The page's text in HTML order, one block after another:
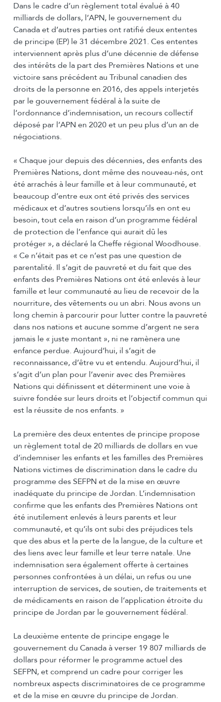
Dans le cadre d’un règlement total évalué à 40
milliards de dollars, l’APN, le gouvernement du
Canada et d’autres parties ont ratifié deux ententes
de principe (EP) le 31 décembre 2021. Ces ententes
interviennent après plus d’une décennie de défense
des intérêts de la part des Premières Nations et une
victoire sans précédent au Tribunal canadien des
droits de la personne en 2016, des appels interjetés
par le gouvernement fédéral à la suite de
l’ordonnance d’indemnisation, un recours collectif
déposé par l’APN en 2020 et un peu plus d’un an de
négociations.
« Chaque jour depuis des décennies, des enfants des
Premières Nations, dont même des nouveau-nés, ont
été arrachés à leur famille et à leur communauté, et
beaucoup d’entre eux ont été privés des services
médicaux et d’autres soutiens lorsqu’ils en ont eu
besoin, tout cela en raison d’un programme fédéral
de protection de l’enfance qui aurait dû les
protéger », a déclaré la Cheffe régional Woodhouse.
« Ce n’était pas et ce n’est pas une question de
parentalité. Il s’agit de pauvreté et du fait que des
enfants des Premières Nations ont été enlevés à leur
famille et leur communauté au lieu de recevoir de la
nourriture, des vêtements ou un abri. Nous avons un
long chemin à parcourir pour lutter contre la pauvreté
dans nos nations et aucune somme d’argent ne sera
jamais le « juste montant », ni ne ramènera une
enfance perdue. Aujourd’hui, il s’agit de
reconnaissance, d’être vu et entendu. Aujourd’hui, il
s’agit d’un plan pour l’avenir avec des Premières
Nations qui définissent et déterminent une voie à
suivre fondée sur leurs droits et l’objectif commun qui
est la réussite de nos enfants. »
La première des deux ententes de principe propose
un règlement total de 20 milliards de dollars en vue
d’indemniser les enfants et les familles des Premières
Nations victimes de discrimination dans le cadre du
programme des SEFPN et de la mise en œuvre
inadéquate du principe de Jordan. L’indemnisation
confirme que les enfants des Premières Nations ont
été inutilement enlevés à leurs parents et leur
communauté, et qu’ils ont subi des préjudices tels
que des abus et la perte de la langue, de la culture et
des liens avec leur famille et leur terre natale. Une
indemnisation sera également offerte à certaines
personnes confrontées à un délai, un refus ou une
interruption de services, de soutien, de traitements et
de médicaments en raison de l’application étroite du
principe de Jordan par le gouvernement fédéral.
La deuxième entente de principe engage le
gouvernement du Canada à verser 19 807 milliards de
dollars pour réformer le programme actuel des
SEFPN, et comprend un cadre pour corriger les
nombreux aspects discriminatoires de ce programme
et de la mise en œuvre du principe de Jordan.